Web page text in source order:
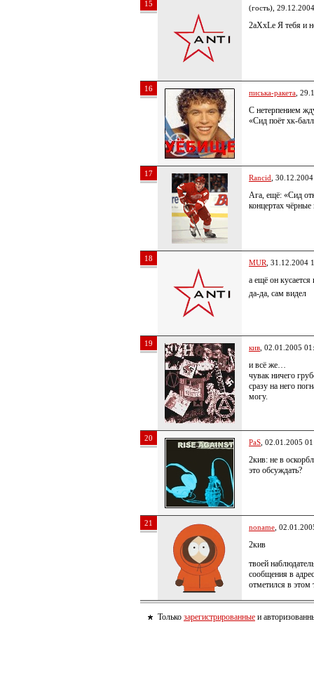
15 (гость),
2aXxLe Я тебя и
16 писька-ракета ,
С нетерпением
«Сид поёт хк-
17 Rancid ,
Ага, ещё: «Сид
концертах
18 MUR , 31.12.2004
а ещё он кусается
да-да, сам видел
19 кив , 02.01.2005
и всё же…
чувак ничего
сразу на него
могу.
20 PaS , 02.01.2005
2кив: не в
это обсуждать?
21 noname ,
2кив
твоей
сообщения в
отметился в этом
Только зарегистрированные и